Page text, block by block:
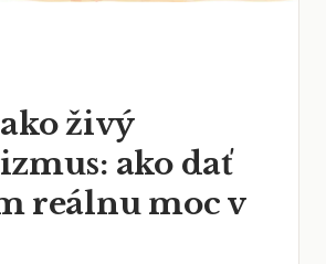
živý
ako dať
reálnu moc v